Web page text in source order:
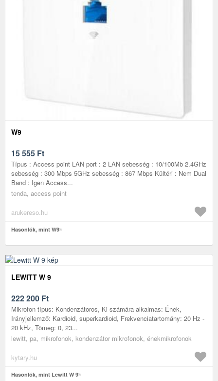
W9
15 555 Ft
Típus : Access point LAN port : 2 LAN sebesség : 10/100Mb 2.4GHz
sebesség : 300 Mbps 5GHz sebesség : 867 Mbps Kültéri : Nem Dual
Band : Igen Access...
tenda, access point
arukereso.hu
Hasonlók, mint W9
LEWITT W 9
222 200 Ft
Mikrofon típus: Kondenzátoros, Ki számára alkalmas: Ének,
Irányjellemző: Kardioid, superkardioid, Frekvenciatartomány: 20 Hz -
20 kHz, Tömeg: 0, 23...
lewitt, pa, mikrofonok, kondenzátor mikrofonok, énekmikrofonok
kytary.hu
Hasonlók, mint Lewitt W 9